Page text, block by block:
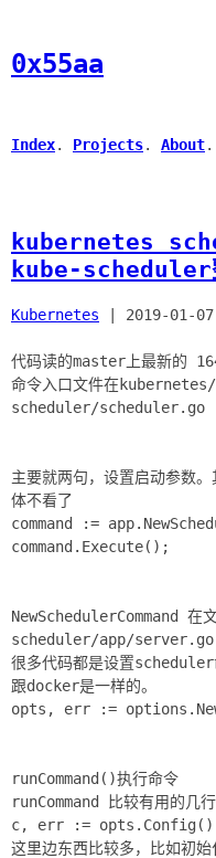
0x55aa
Index. Projects. About.
kubernetes
kube-scheduler
Kubernetes 2019-01-
代码读的master上最新的
命令入口文件在
scheduler/scheduler.go
主要就两句，设置启动参数
体不看了
command :=
command.Execute();
NewSchedulerCommand
scheduler/app/server.go
很多代码都是设置scheduler
跟docker是一样的。
opts, err :=
runCommand()执行命令
runCommand 比较有用的几行
c, err := opts.Config()
这里边东西比较多，比如初